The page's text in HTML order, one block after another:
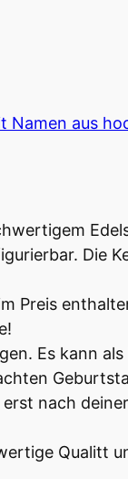
aus
Die
Preis
Es kann
nach
Qualitt